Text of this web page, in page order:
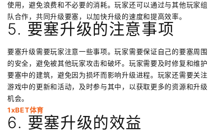
使用，避免浪费和不必要的消耗。玩家还可以通过与其他玩家组
队合作，共同升级要塞，以加快升级的速度和提高效率。
5. 要塞升级的注意事项
要塞升级需要玩家注意一些事项。玩家需要保证自己的要塞周围
的安全，避免被其他玩家攻击和破坏。玩家需要及时修复和维护
要塞中的建筑，避免因为损坏而影响升级进程。玩家还需要关注
游戏中的更新和活动，及时参与其中，以获取更多的资源和升级
机会。
1xBET体育
6. 要塞升级的效益